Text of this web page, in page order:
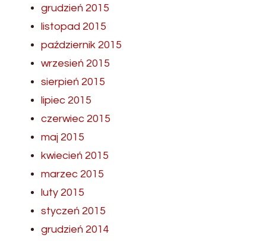
grudzień 2015
listopad 2015
październik 2015
wrzesień 2015
sierpień 2015
lipiec 2015
czerwiec 2015
maj 2015
kwiecień 2015
marzec 2015
luty 2015
styczeń 2015
grudzień 2014